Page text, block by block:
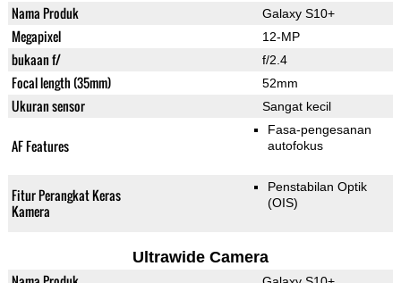
Nama Produk Galaxy S10+
Megapixel 12-MP
bukaan f/ f/2.4
Focal length (35mm) 52mm
Ukuran sensor Sangat kecil
AF Features
Fasa-pengesanan
autofokus
Fitur Perangkat Keras
Kamera
Penstabilan Optik
(OIS)
Ultrawide Camera